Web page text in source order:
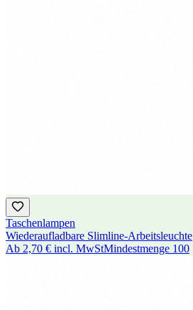
Taschenlampen
Wiederaufladbare Slimline-Arbeitsleuchte
Ab 2,70 € incl. MwStMindestmenge 100